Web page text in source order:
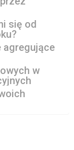
się od
agregujące
w